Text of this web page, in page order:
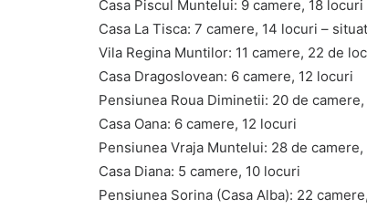
Casa Piscul Muntelui: 9 camere, 18 locuri
Casa La Tisca: 7 camere, 14 locuri –
Vila Regina Muntilor: 11 camere, 22 de
Casa Dragoslovean: 6 camere, 12 locuri
Pensiunea Roua Diminetii: 20 de
Casa Oana: 6 camere, 12 locuri
Pensiunea Vraja Muntelui: 28 de
Casa Diana: 5 camere, 10 locuri
Pensiunea Sorina (Casa Alba): 22